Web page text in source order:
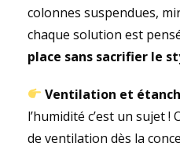
colonnes suspendues,
chaque solution est
place sans sacrifier le
Ventilation et
l’humidité c’est un sujet
de ventilation dès la